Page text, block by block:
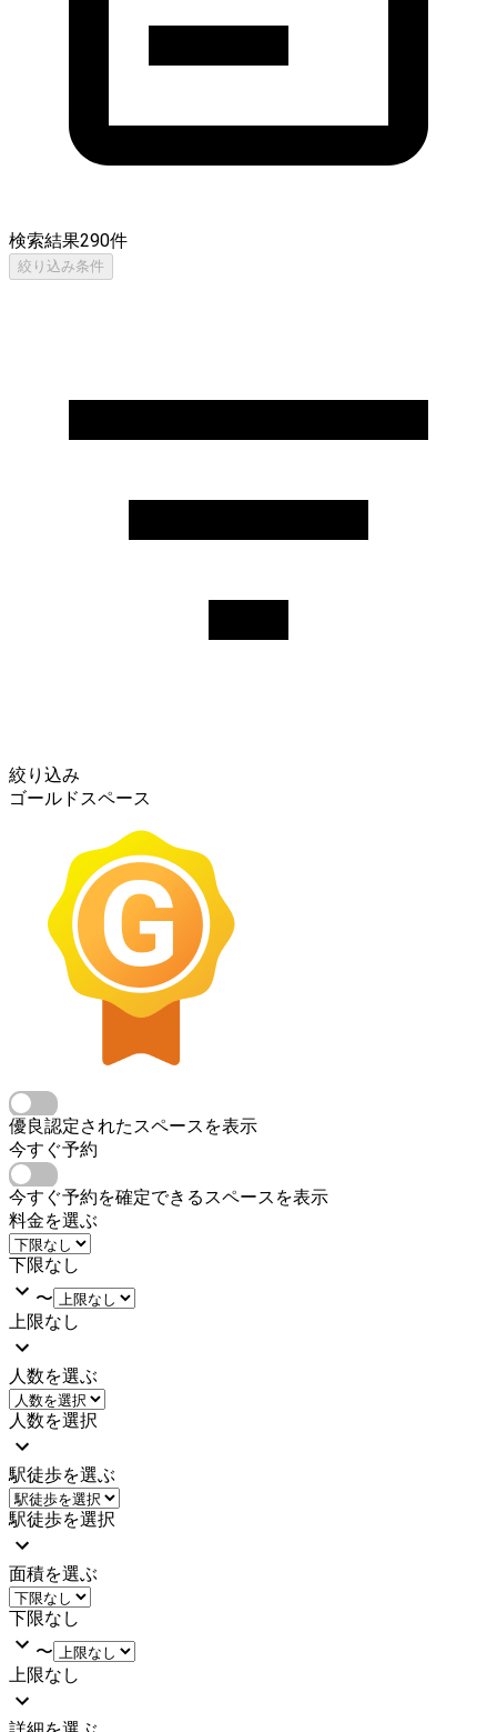
検索結果290件
絞り込み条件
絞り込み
ゴールドスペース
優良認定されたスペースを表示
今すぐ予約
今すぐ予約を確定できるスペースを表示
料金を選ぶ
下限なし
〜
上限なし
人数を選ぶ
人数を選択
駅徒歩を選ぶ
駅徒歩を選択
面積を選ぶ
下限なし
〜
上限なし